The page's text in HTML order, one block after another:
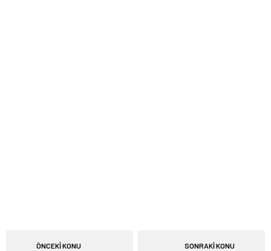
ÖNCEKİ KONU SONRAKİ KONU